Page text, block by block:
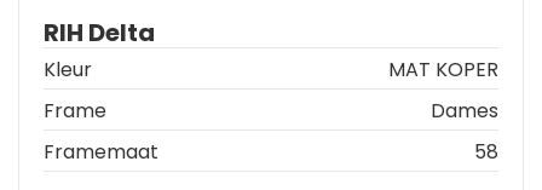
RIH Delta
Kleur
MAT KOPER
Frame
Dames
Framemaat
58